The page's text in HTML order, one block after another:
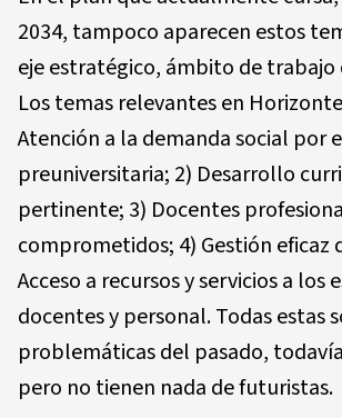
2034, tampoco aparecen estos
eje estratégico, ámbito de
Los temas relevantes en
Atención a la demanda social por
preuniversitaria; 2) Desarrollo
pertinente; 3) Docentes
comprometidos; 4) Gestión eficaz
Acceso a recursos y servicios a los
docentes y personal. Todas estas
problemáticas del pasado,
pero no tienen nada de futuristas.